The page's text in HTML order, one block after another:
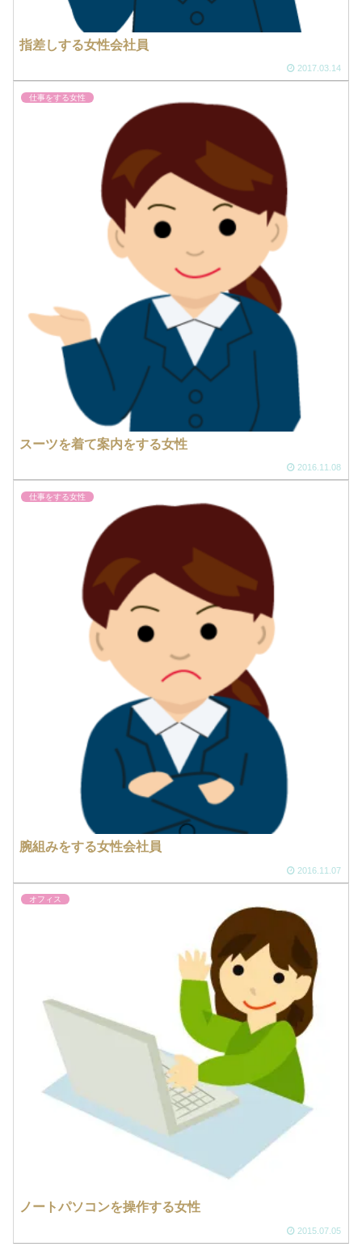
指差しする女性会社員
2017.03.14
仕事をする女性
スーツを着て案内をする女性
2016.11.08
仕事をする女性
腕組みをする女性会社員
2016.11.07
オフィス
ノートパソコンを操作する女性
2015.07.05